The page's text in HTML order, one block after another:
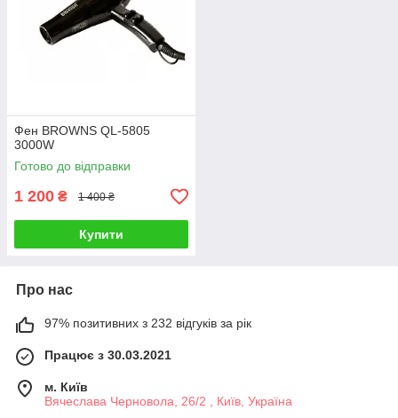
Фен BROWNS QL-5805
3000W
Готово до відправки
1 200 ₴ 1 400 ₴
Купити
Про нас
97% позитивних з 232 відгуків за рік
Працює з 30.03.2021
м. Київ
Вячеслава Черновола, 26/2 , Київ, Україна